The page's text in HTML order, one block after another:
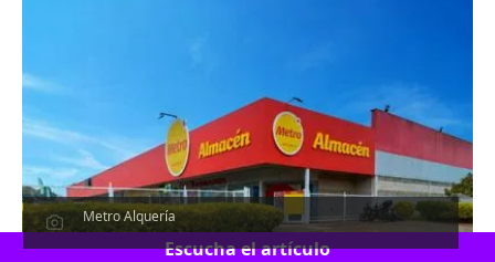
Metro Alquería
Escucha el artículo